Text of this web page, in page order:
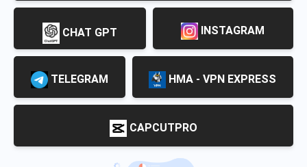
CHAT GPT INSTAGRAM
TELEGRAM HMA - VPN EXPRESS
CAPCUTPRO